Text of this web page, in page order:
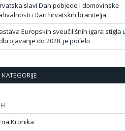
slavi Dan pobjede i domovinske
i Dan hrvatskih branitelja
Europskih sveučilišnih igara stigla
do 2028. je počelo
KATEGORIJE
Kronika